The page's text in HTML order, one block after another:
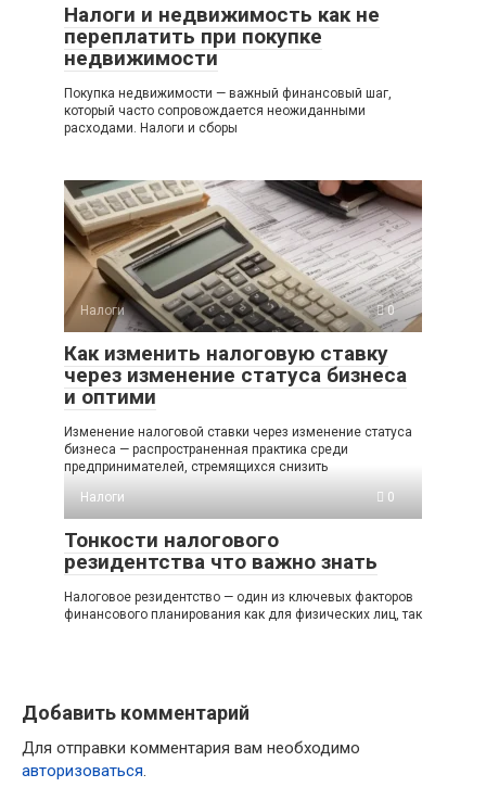
Налоги и недвижимость как не
переплатить при покупке
недвижимости
Покупка недвижимости — важный финансовый шаг,
который часто сопровождается неожиданными
расходами. Налоги и сборы
Налоги 0
Как изменить налоговую ставку
через изменение статуса бизнеса
и оптими
Изменение налоговой ставки через изменение статуса
бизнеса — распространенная практика среди
предпринимателей, стремящихся снизить
Налоги
0
Тонкости налогового
резидентства что важно знать
Налоговое резидентство — один из ключевых факторов
финансового планирования как для физических лиц, так
Добавить комментарий
Для отправки комментария вам необходимо
авторизоваться